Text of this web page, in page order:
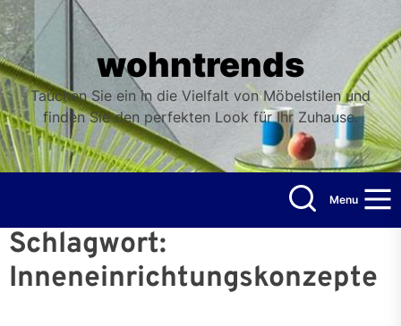
Skip
to
the
content
wohntrends
Tauchen Sie ein in die Vielfalt von Möbelstilen und
finden Sie den perfekten Look für Ihr Zuhause.
Menu
Schlagwort:
Inneneinrichtungskonzepte